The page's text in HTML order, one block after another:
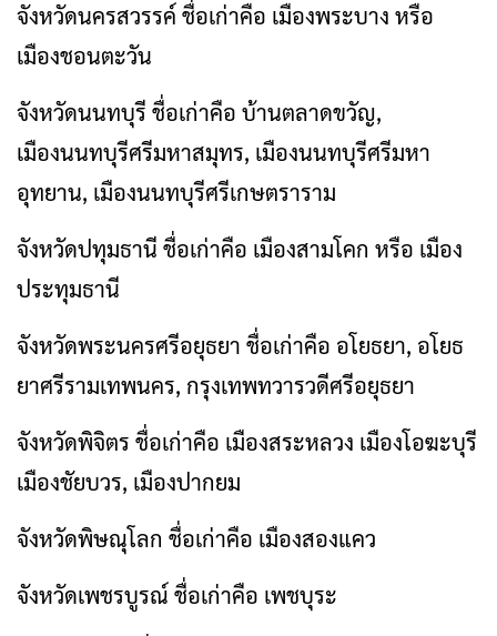
จังหวัดนครสวรรค์ ชื่อเก่าคือ เมืองพระบาง หรือ
เมืองชอนตะวัน
จังหวัดนนทบุรี ชื่อเก่าคือ บ้านตลาดขวัญ,
เมืองนนทบุรีศรีมหาสมุทร, เมืองนนทบุรีศรีมหา
อุทยาน, เมืองนนทบุรีศรีเกษตราราม
จังหวัดปทุมธานี ชื่อเก่าคือ เมืองสามโคก หรือ เมือง
ประทุมธานี
จังหวัดพระนครศรีอยุธยา ชื่อเก่าคือ อโยธยา, อโยธ
ยาศรีรามเทพนคร, กรุงเทพทวารวดีศรีอยุธยา
จังหวัดพิจิตร ชื่อเก่าคือ เมืองสระหลวง เมืองโอฆะบุรี
เมืองชัยบวร, เมืองปากยม
จังหวัดพิษณุโลก ชื่อเก่าคือ เมืองสองแคว
จังหวัดเพชรบูรณ์ ชื่อเก่าคือ เพชบุระ